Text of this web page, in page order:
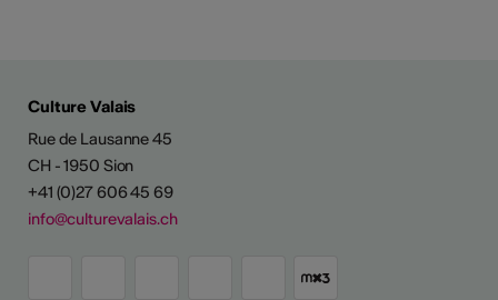
Culture Valais
Rue de Lausanne 45
CH - 1950 Sion
+41 (0)27 606 45 69
info@culturevalais.ch